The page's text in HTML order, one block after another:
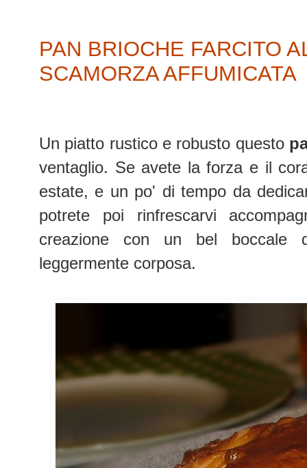
PAN BRIOCHE FARCITO
SCAMORZA AFFUMICATA
Un piatto rustico e robusto questo
ventaglio. Se avete la forza e il
estate, e un po' di tempo da
potrete poi rinfrescarvi
creazione con un bel boccale
leggermente corposa.